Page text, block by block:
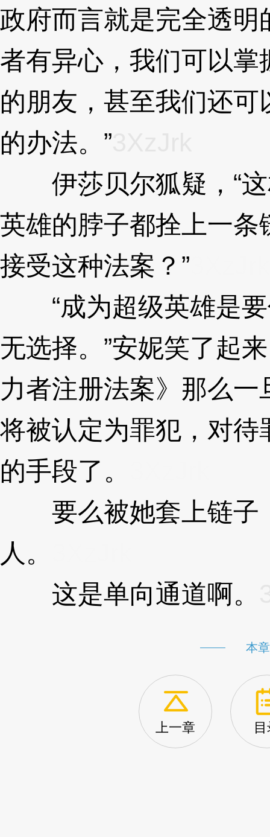
政府而言就是完全透
者有异心，我们可以
的朋友，甚至我们还
的办法。”
伊莎贝尔狐疑，“这
英雄的脖子都拴上一
接受这种法案？”
“成为超级英雄是要
无选择。”安妮笑了起
力者注册法案》那么
将被认定为罪犯，对
的手段了。
要么被她套上链子
人。
这是单向通道啊。
本
上一章